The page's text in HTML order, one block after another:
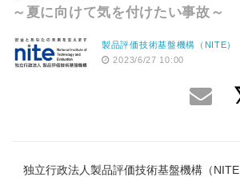
～夏に向けて気を付けたい事故～
製品評価技術基盤機構（NITE）
2023/6/27 10:00
独立行政法人製品評価技術基盤機構（